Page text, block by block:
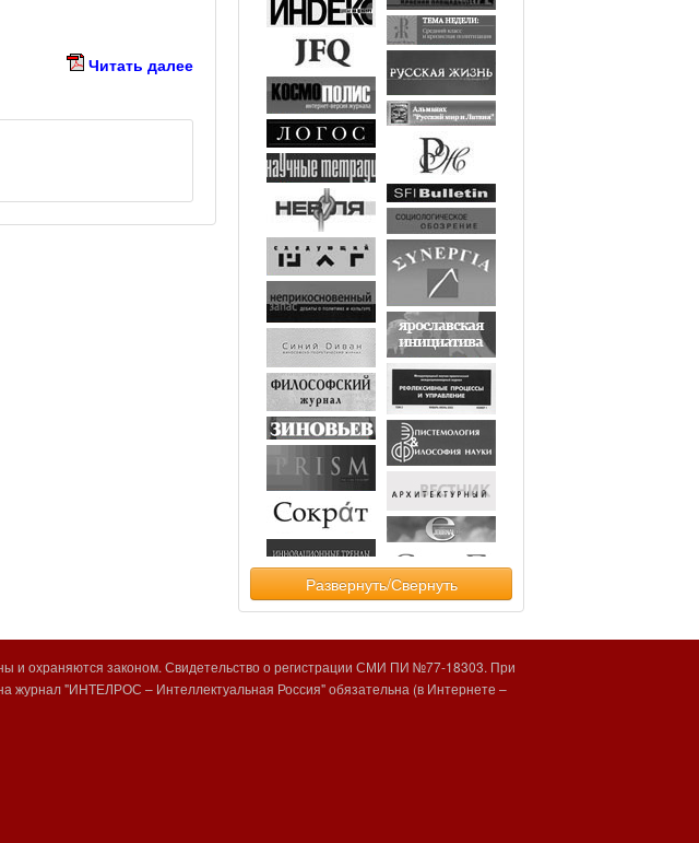
Читать далее
Развернуть/Свернуть
охраняются законом. Свидетельство о регистрации СМИ ПИ №77-18303. При
журнал "ИНТЕЛРОС – Интеллектуальная Россия" обязательна (в Интернете –